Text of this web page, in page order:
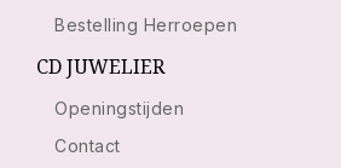
Bestelling Herroepen
CD JUWELIER
Openingstijden
Contact